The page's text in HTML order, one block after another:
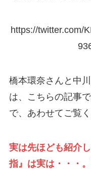
https://twitter.com/
橋本環奈さんと中
は、こちらの記事
で、あわせてご覧く
実は先ほども紹介
指』は実は・・・。